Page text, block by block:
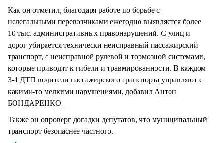
Как он отметил, благодаря работе по борьбе с
нелегальными перевозчиками ежегодно выявляется более
10 тыс. административных правонарушений. С улиц и
дорог убирается технически неисправный пассажирский
транспорт, с неисправной рулевой и тормозной системами,
которые приводят к гибели и травмированности. В каждом
3-4 ДТП водители пассажирского транспорта управляют с
какими-то мелкими нарушениями, добавил Антон
БОНДАРЕНКО.
Также он опроверг догадки депутатов, что муниципальный
транспорт безопаснее частного.